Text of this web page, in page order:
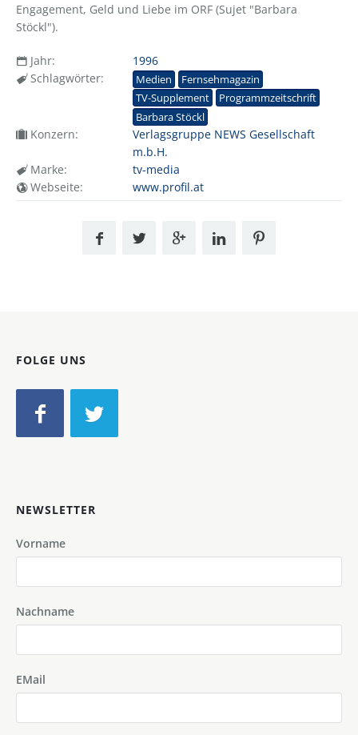
Engagement, Geld und Liebe im ORF (Sujet "Barbara
Stöckl").
Jahr:
1996
Schlagwörter:
Medien
Fernsehmagazin
TV-Supplement
Programmzeitschrift
Barbara Stöckl
Konzern:
Verlagsgruppe NEWS Gesellschaft
m.b.H.
Marke:
tv-media
Webseite:
www.profil.at
FOLGE UNS
NEWSLETTER
Vorname
Nachname
EMail